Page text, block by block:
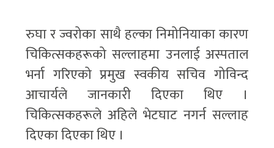
रुघा र ज्वरोका साथै हल्का निमोनियाका कारण
चिकित्सकहरूको सल्लाहमा उनलाई अस्पताल
भर्ना गरिएको प्रमुख स्वकीय सचिव गोविन्द
आचार्यले जानकारी दिएका थिए ।
चिकित्सकहरूले अहिले भेटघाट नगर्न सल्लाह
दिएका दिएका थिए ।